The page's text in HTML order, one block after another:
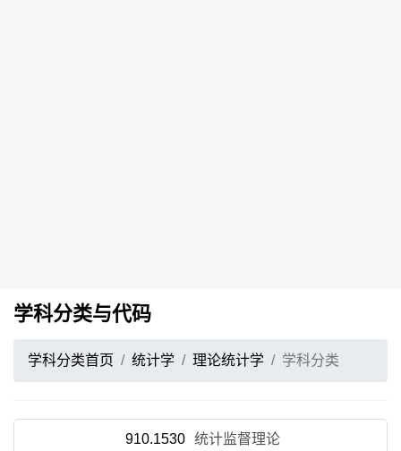
学科分类与代码
学科分类首页 统计学 理论统计学 学科分类
910.1530 统计监督理论